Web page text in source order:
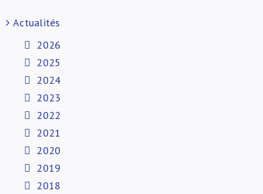
Actualités
2026
2025
2024
2023
2022
2021
2020
2019
2018